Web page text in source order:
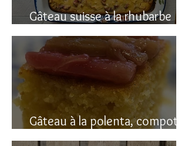
Gâteau suisse à la rhubarbe
(avec polenta)
Gâteau à la polenta, compotée
de rhubarbe (sans gluten)